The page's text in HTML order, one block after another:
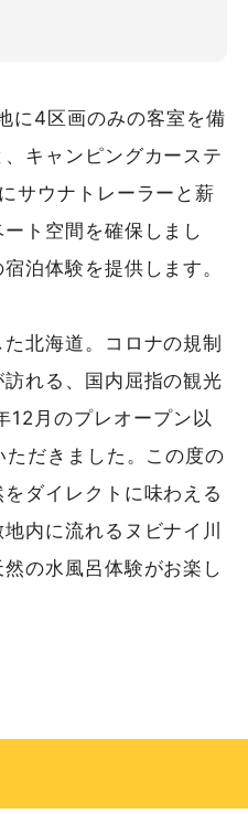
に4区画のみの客室を備
キャンピングカーステ
サウナトレーラーと薪
ト空間を確保しまし
泊体験を提供します。
北海道。コロナの規制
れる、国内屈指の観光
月のプレオープン以
だきました。この度の
ダイレクトに味わえる
内に流れるヌビナイ川
の水風呂体験がお楽し